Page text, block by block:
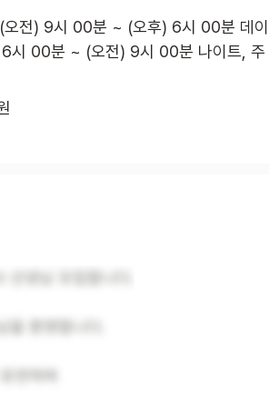
오전) 9시 00분 ~ (오후) 6시 00분 데이
6시 00분 ~ (오전) 9시 00분 나이트,